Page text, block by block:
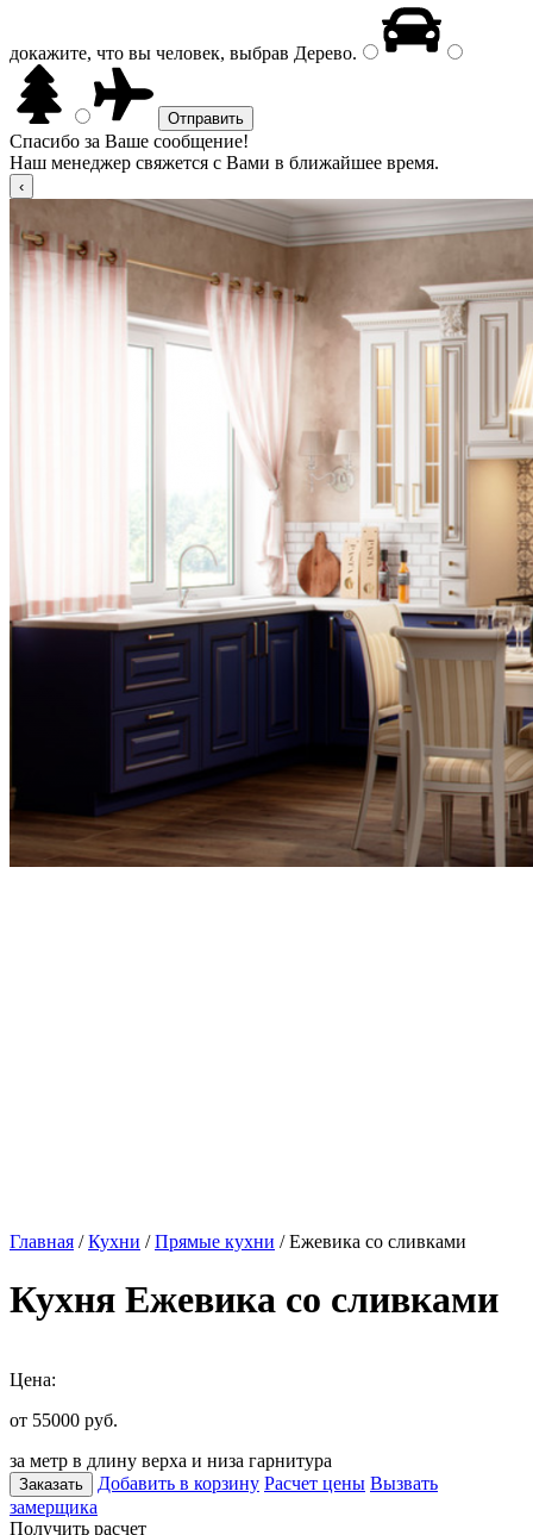
докажите, что вы человек, выбрав Дерево.
Спасибо за Ваше сообщение!
Наш менеджер свяжется с Вами в ближайшее время.
Главная /Кухни /Прямые кухни / Ежевика со сливками
Кухня Ежевика со сливками
Цена:
от 55000 руб.
за метр в длину верха и низа гарнитура
Заказать Добавить в корзину Расчет цены Вызвать
замерщика
Получить расчет